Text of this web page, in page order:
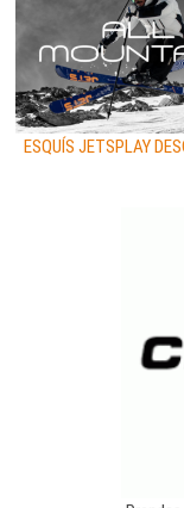
ESQUÍS JETSPLAY